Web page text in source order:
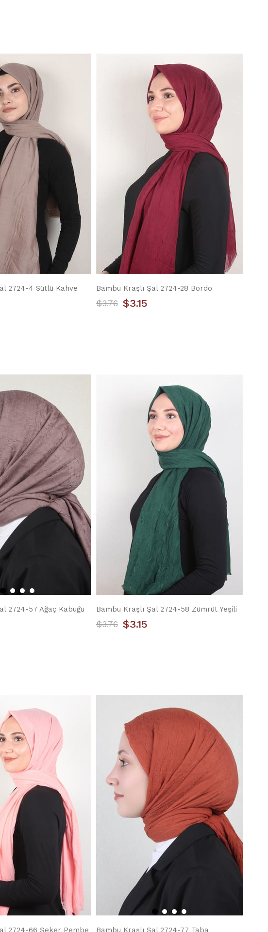
2724-4 Sütlü Kahve Bambu Kraşlı Şal 2724-28 Bordo
$3.15
$3.76
2724-57 Ağaç Kabuğu Bambu Kraşlı Şal 2724-58 Zümrüt Yeşili
$3.15
$3.76
2724-66 Şeker Pembe Bambu Kraşlı Şal 2724-77 Taba